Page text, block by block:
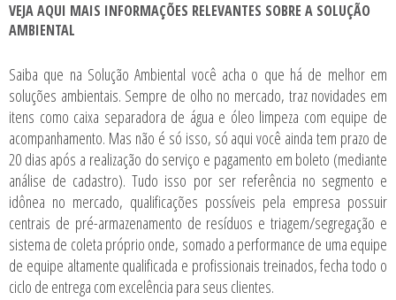
VEJA AQUI MAIS INFORMAÇÕES RELEVANTES SOBRE A SOLUÇÃO
AMBIENTAL
Saiba que na Solução Ambiental você acha o que há de melhor em
soluções ambientais. Sempre de olho no mercado, traz novidades em
itens como caixa separadora de água e óleo limpeza com equipe de
acompanhamento. Mas não é só isso, só aqui você ainda tem prazo de
20 dias após a realização do serviço e pagamento em boleto (mediante
análise de cadastro). Tudo isso por ser referência no segmento e
idônea no mercado, qualificações possíveis pela empresa possuir
centrais de pré-armazenamento de resíduos e triagem/segregação e
sistema de coleta próprio onde, somado a performance de uma equipe
de equipe altamente qualificada e profissionais treinados, fecha todo o
ciclo de entrega com excelência para seus clientes.